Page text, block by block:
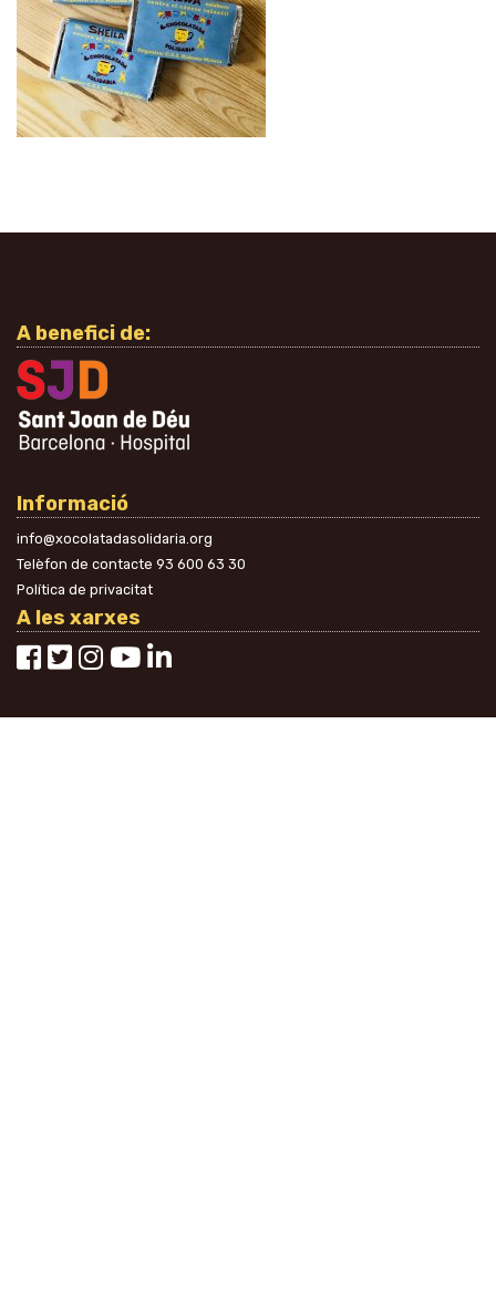
A benefici de:
Informació
info@xocolatadasolidaria.org
Telèfon de contacte 93 600 63 30
Política de privacitat
A les xarxes